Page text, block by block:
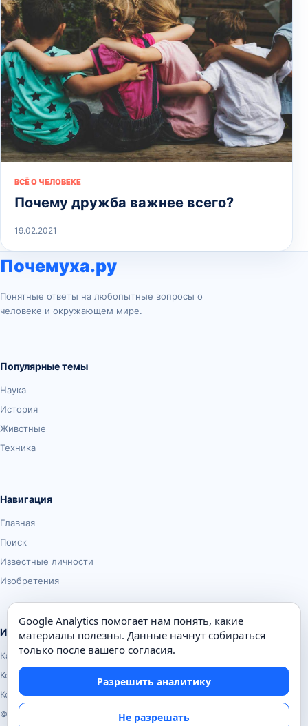
ВСЁ О ЧЕЛОВЕКЕ
Почему дружба важнее всего?
19.02.2021
Почемуха.ру
Понятные ответы на любопытные вопросы о
человеке и окружающем мире.
Популярные темы
Наука
История
Животные
Техника
Навигация
Главная
Поиск
Известные личности
Изобретения
Информация
Карта сайта
Контакты
Конфиденциальность
© Почемуха.ру, 2010–2026
Google Analytics помогает нам понять, какие
материалы полезны. Данные начнут собираться
только после вашего согласия.
Разрешить аналитику
Не разрешать